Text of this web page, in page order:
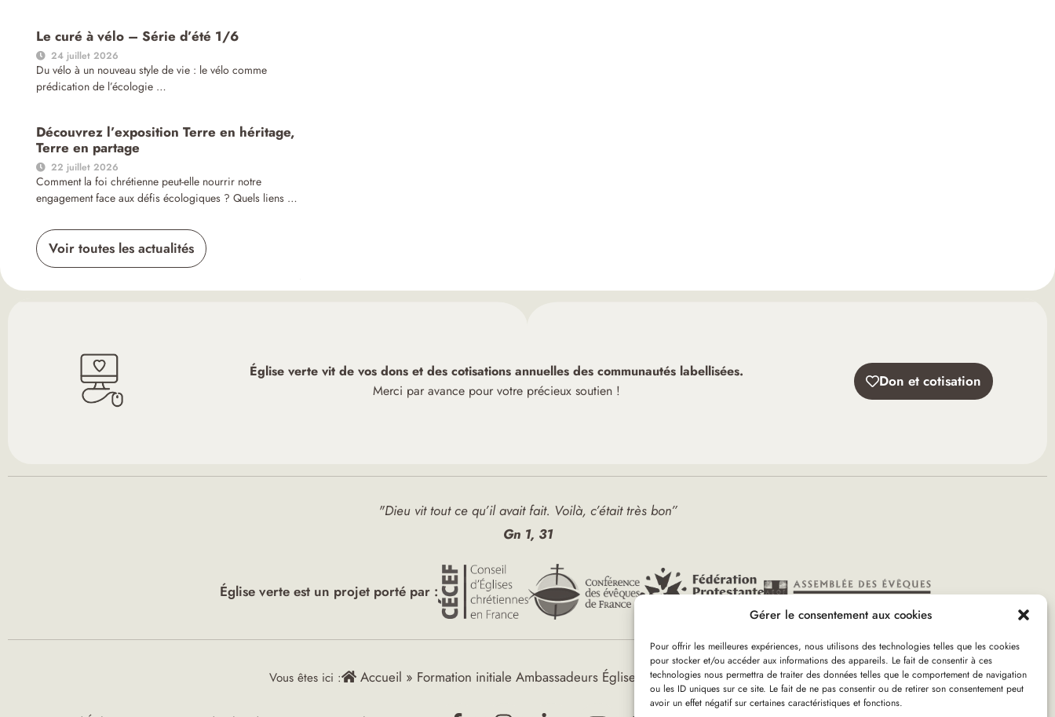
Gérer le consentement aux cookies
Pour offrir les meilleures expériences, nous utilisons des technologies telles que les cookies
pour stocker et/ou accéder aux informations des appareils. Le fait de consentir à ces
technologies nous permettra de traiter des données telles que le comportement de navigation
ou les ID uniques sur ce site. Le fait de ne pas consentir ou de retirer son consentement peut
avoir un effet négatif sur certaines caractéristiques et fonctions.
Le curé à vélo – Série d’été 1/6
24 juillet 2026
Du vélo à un nouveau style de vie : le vélo comme
prédication de l’écologie …
Découvrez l’exposition Terre en héritage,
Terre en partage
22 juillet 2026
Comment la foi chrétienne peut-elle nourrir notre
engagement face aux défis écologiques ? Quels liens …
Voir toutes les actualités
Église verte vit de vos dons et des cotisations annuelles des communautés labellisées.
Merci par avance pour votre précieux soutien !
Don et cotisation
"Dieu vit tout ce qu’il avait fait. Voilà, c’était très bon”
Gn 1, 31
Église verte est un projet porté par :
Vous êtes ici : Accueil » Formation initiale Ambassadeurs Église verte (journée – en ligne)